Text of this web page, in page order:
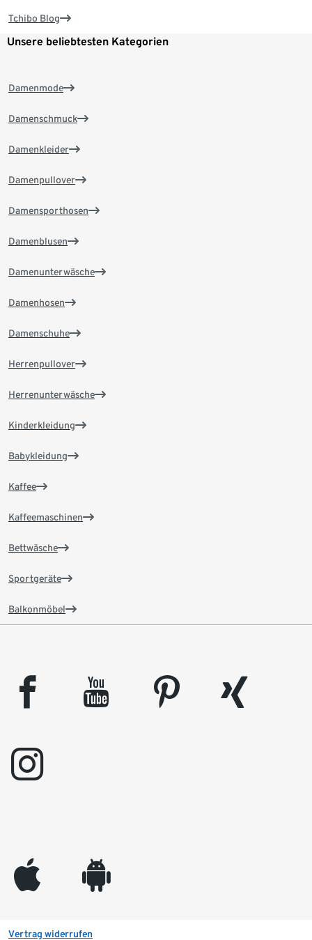
Tchibo Blog
Unsere beliebtesten Kategorien
Damenmode
Damenschmuck
Damenkleider
Damenpullover
Damensporthosen
Damenblusen
Damenunterwäsche
Damenhosen
Damenschuhe
Herrenpullover
Herrenunterwäsche
Kinderkleidung
Babykleidung
Kaffee
Kaffeemaschinen
Bettwäsche
Sportgeräte
Balkonmöbel
facebook youtube pinterest
xing
instagram
appleinc android
Vertrag widerrufen